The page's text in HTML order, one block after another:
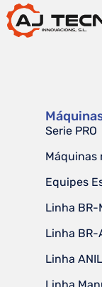
Serie PRO
Máquinas
Equipes
Linha BR-
Linha BR-
Linha
Linha